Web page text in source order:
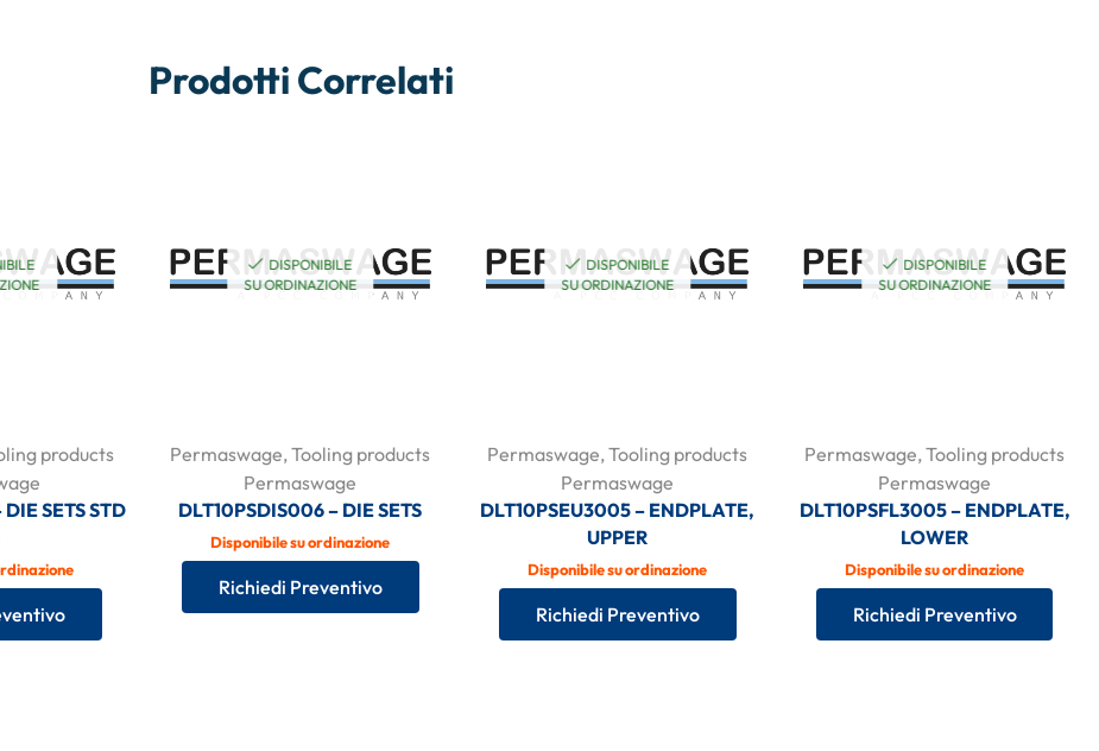
Prodotti Correlati
products
SETS STD
DISPONIBILE
SU ORDINAZIONE
Permaswage,Tooling products
Permaswage
DLT10PSDIS006 – DIE SETS
Disponibile su ordinazione
Richiedi Preventivo
DISPONIBILE
SU ORDINAZIONE
Permaswage,Tooling products
Permaswage
DLT10PSEU3005 – ENDPLATE,
UPPER
Disponibile su ordinazione
Richiedi Preventivo
DISPONIBILE
SU ORDINAZIONE
Permaswage,Tooling products
Permaswage
DLT10PSFL3005 – ENDPLATE,
LOWER
Disponibile su ordinazione
Richiedi Preventivo